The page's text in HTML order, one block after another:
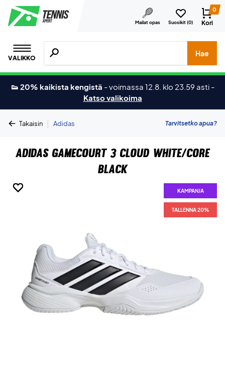
Mailat opas Suosikit (0)
0
Kori
VALIKKO
Hae tuotteita, merkkejä jne.
Hae
👟 20% kaikista kengistä -voimassa 12.8. klo 23.59 asti -
Katso valikoima
Takaisin | Adidas Tarvitsetko apua?
Adidas GameCourt 3 Cloud White/Core
Black
KAMPANJA
TALLENNA 20%
KAMPANJA
TALLENNA 20%
KAMPANJA
TALLENNA 20%
KAMPANJA
TALLENNA 20%
KAMPANJA
TALLENNA 20%
KAMPANJA
TALLENNA 20%
KAMPANJA
TALLENNA 20%